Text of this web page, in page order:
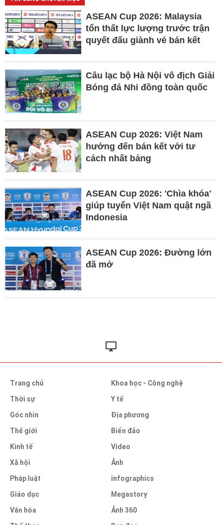
ASEAN Cup 2026: Malaysia
tổn thất lực lượng trước trận
quyết đấu giành vé bán kết
Câu lạc bộ Hà Nội vô địch Giải
Bóng đá Nhi đồng toàn quốc
ASEAN Cup 2026: Việt Nam
hướng đến bán kết với tư
cách nhất bảng
ASEAN Cup 2026: 'Chìa khóa'
giúp tuyển Việt Nam quật ngã
Indonesia
ASEAN Cup 2026: Đường lớn
đã mở
Trang chủ
Thời sự
Góc nhìn
Thế giới
Kinh tế
Xã hội
Pháp luật
Giáo dục
Văn hóa
Khoa học - Công nghệ
Y tế
Địa phương
Biển đảo
Video
Ảnh
infographics
Megastory
Ảnh 360